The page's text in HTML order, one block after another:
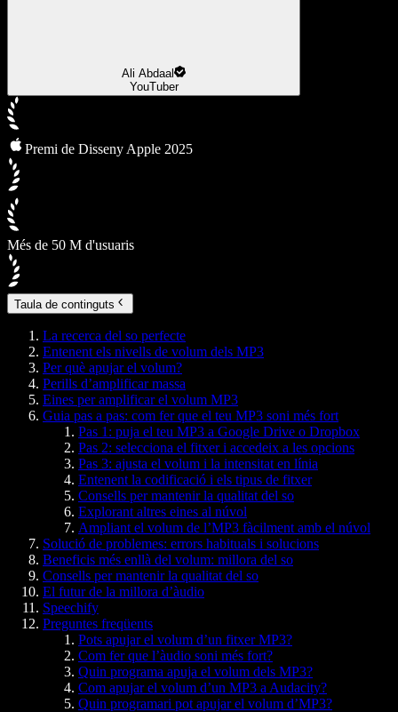
Ali Abdaal
YouTuber
Premi de Disseny Apple 2025
Més de 50 M d'usuaris
Taula de continguts
La recerca del so perfecte
Entenent els nivells de volum dels MP3
Per què apujar el volum?
Perills d’amplificar massa
Eines per amplificar el volum MP3
Guia pas a pas: com fer que el teu MP3 soni més fort
Pas 1: puja el teu MP3 a Google Drive o Dropbox
Pas 2: selecciona el fitxer i accedeix a les opcions
Pas 3: ajusta el volum i la intensitat en línia
Entenent la codificació i els tipus de fitxer
Consells per mantenir la qualitat del so
Explorant altres eines al núvol
Ampliant el volum de l’MP3 fàcilment amb el núvol
Solució de problemes: errors habituals i solucions
Beneficis més enllà del volum: millora del so
Consells per mantenir la qualitat del so
El futur de la millora d’àudio
Speechify
Preguntes freqüents
Pots apujar el volum d’un fitxer MP3?
Com fer que l’àudio soni més fort?
Quin programa apuja el volum dels MP3?
Com apujar el volum d’un MP3 a Audacity?
Quin programari pot apujar el volum d’MP3?